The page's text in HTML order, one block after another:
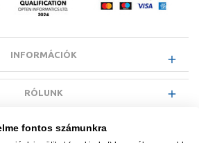
INFORMÁCIÓK
RÓLUNK
INFORMÁCIÓK
fontos számunkra